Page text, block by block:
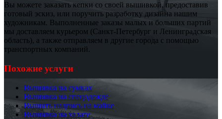
Вы можете заказать кепки со своей вышивкой, предоставив
готовый эскиз, или поручить разработку дизайна нашим
художникам. Выполненные заказы малых и больших партий
мы доставляем курьером (Санкт-Петербург и Ленинградская
область), а также отправляем в другие города с помощью
транспортных компаний.
Похожие услуги
Вышивка на сумках
Вышивка на спецодежде
Вышить надпись на майке
Вышивка на халате